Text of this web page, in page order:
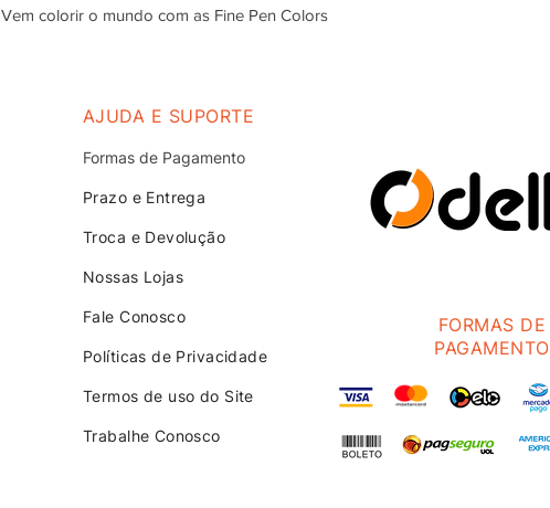
Vem colorir o mundo com as Fine Pen Colors
AJUDA E SUPORTE
Formas de Pagamento
Prazo e Entrega
Troca e Devolução
Nossas Lojas
Fale Conosco
Políticas de Privacidade
Termos de uso do Site
Trabalhe Conosco
FORMAS DE
PAGAMENTO